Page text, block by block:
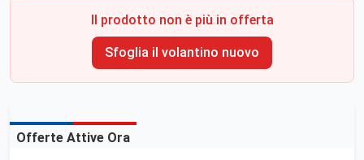
Il prodotto non è più in offerta
Sfoglia il volantino nuovo
Offerte Attive Ora